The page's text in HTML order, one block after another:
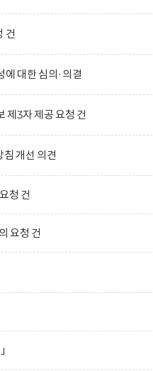
건
에 대한 심의·의결
제3자 제공 요청 건
개선 의견
청 건
요청 건